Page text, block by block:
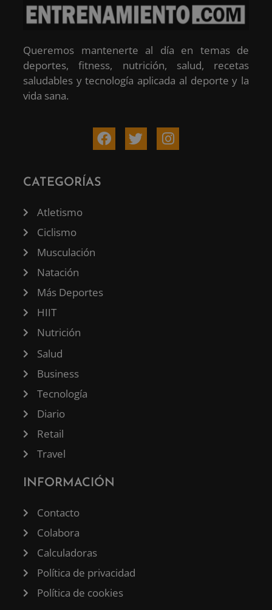
Queremos mantenerte al día en temas de
deportes, fitness, nutrición, salud, recetas
saludables y tecnología aplicada al deporte y la
vida sana.
CATEGORÍAS
Atletismo
Ciclismo
Musculación
Natación
Más Deportes
HIIT
Nutrición
Salud
Business
Tecnología
Diario
Retail
Travel
INFORMACIÓN
Contacto
Colabora
Calculadoras
Política de privacidad
Política de cookies